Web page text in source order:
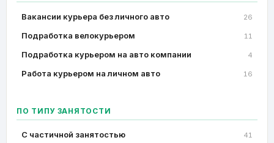
Вакансии курьера без личного авто 26
Подработка велокурьером 11
Подработка курьером на авто компании 4
Работа курьером на личном авто 16
ПО ТИПУ ЗАНЯТОСТИ
C частичной занятостью 41